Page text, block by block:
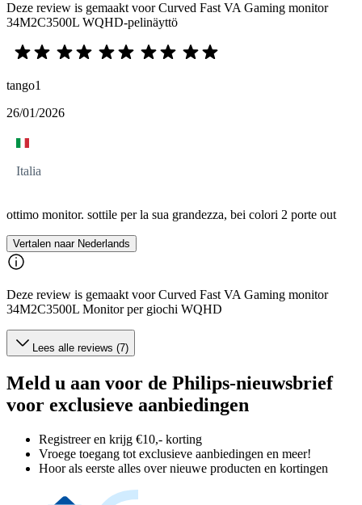
Deze review is gemaakt voor Curved Fast VA Gaming monitor
34M2C3500L WQHD-pelinäyttö
tango1
26/01/2026
Italia
ottimo monitor. sottile per la sua grandezza, bei colori 2 porte out
Vertalen naar Nederlands
Deze review is gemaakt voor Curved Fast VA Gaming monitor
34M2C3500L Monitor per giochi WQHD
Lees alle reviews (7)
Meld u aan voor de Philips-nieuwsbrief
voor exclusieve aanbiedingen
Registreer en krijg €10,- korting
Vroege toegang tot exclusieve aanbiedingen en meer!
Hoor als eerste alles over nieuwe producten en kortingen